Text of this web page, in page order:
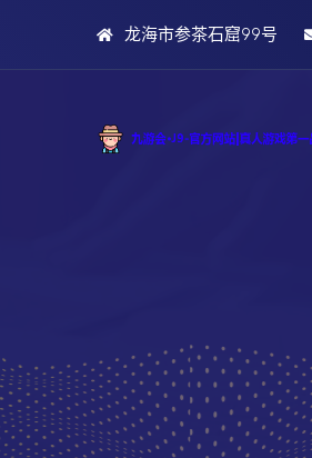
龙海市参茶石窟99号